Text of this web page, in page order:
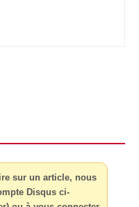
sur un article, nous
Disqus ci-